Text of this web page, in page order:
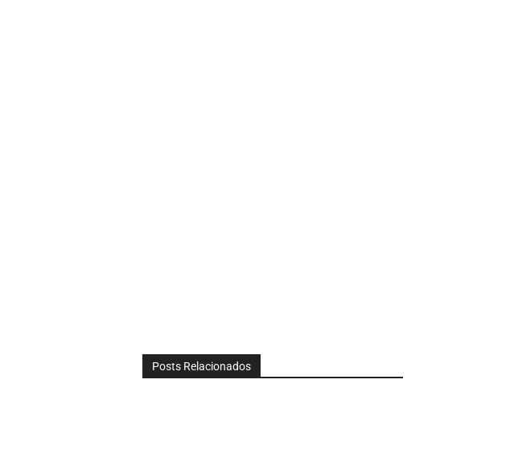
Posts Relacionados